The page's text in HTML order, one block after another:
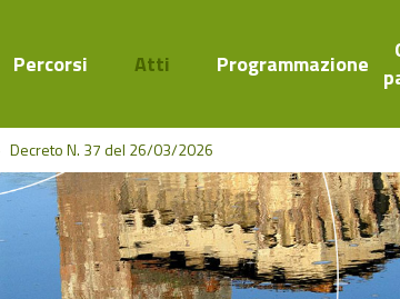
Percorsi Atti Programmazione
Decreto N. 37 del 26/03/2026